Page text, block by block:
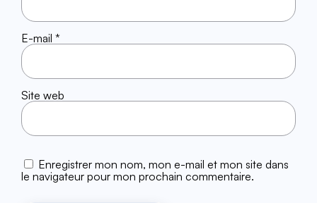
E-mail *
Site web
Enregistrer mon nom, mon e-mail et mon site dans
le navigateur pour mon prochain commentaire.